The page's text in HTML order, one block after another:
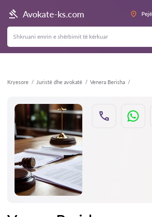
Avokate-ks.com Pejë
Kryesore Juristë dhe avokatë Venera Berisha
Kthehu